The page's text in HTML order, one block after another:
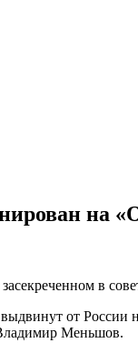
на
в
от
Меньшов.